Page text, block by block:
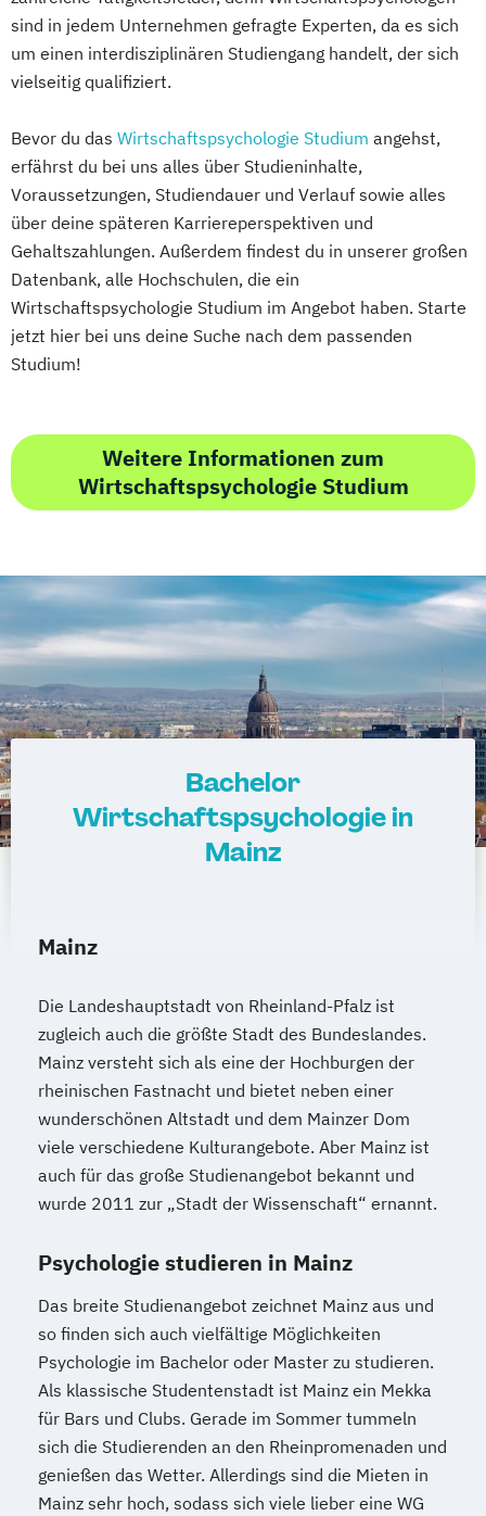
sind in jedem Unternehmen gefragte Experten, da es sich
um einen interdisziplinären Studiengang handelt, der sich
vielseitig qualifiziert.
Bevor du das Wirtschaftspsychologie Studium angehst,
erfährst du bei uns alles über Studieninhalte,
Voraussetzungen, Studiendauer und Verlauf sowie alles
über deine späteren Karriereperspektiven und
Gehaltszahlungen. Außerdem findest du in unserer großen
Datenbank, alle Hochschulen, die ein
Wirtschaftspsychologie Studium im Angebot haben. Starte
jetzt hier bei uns deine Suche nach dem passenden
Studium!
Weitere Informationen zum
Wirtschaftspsychologie Studium
Bachelor
Wirtschaftspsychologie in
Mainz
Mainz
Die Landeshauptstadt von Rheinland-Pfalz ist
zugleich auch die größte Stadt des Bundeslandes.
Mainz versteht sich als eine der Hochburgen der
rheinischen Fastnacht und bietet neben einer
wunderschönen Altstadt und dem Mainzer Dom
viele verschiedene Kulturangebote. Aber Mainz ist
auch für das große Studienangebot bekannt und
wurde 2011 zur „Stadt der Wissenschaft“ ernannt.
Psychologie studieren in Mainz
Das breite Studienangebot zeichnet Mainz aus und
so finden sich auch vielfältige Möglichkeiten
Psychologie im Bachelor oder Master zu studieren.
Als klassische Studentenstadt ist Mainz ein Mekka
für Bars und Clubs. Gerade im Sommer tummeln
sich die Studierenden an den Rheinpromenaden und
genießen das Wetter. Allerdings sind die Mieten in
Mainz sehr hoch, sodass sich viele lieber eine WG